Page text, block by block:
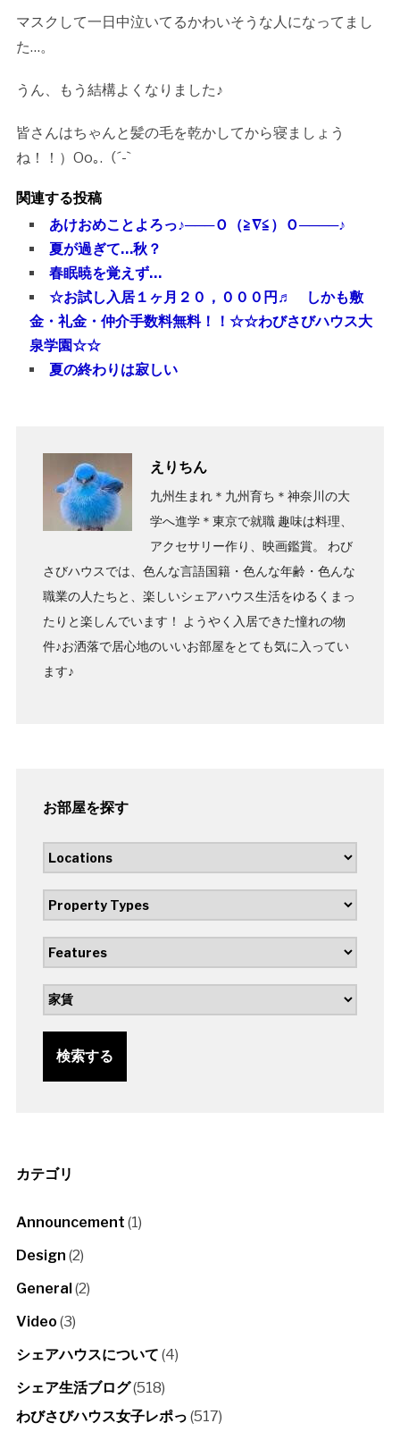
マスクして一日中泣いてるかわいそうな人になってまし
た…。
うん、もう結構よくなりました♪
皆さんはちゃんと髪の毛を乾かしてから寝ましょう
ね！！）Oo｡.（´-`
関連する投稿
あけおめことよろっ♪───Ｏ（≧∇≦）Ｏ────♪
夏が過ぎて…秋？
春眠暁を覚えず…
☆お試し入居１ヶ月２０，０００円♬ しかも敷
金・礼金・仲介手数料無料！！☆☆わびさびハウス大
泉学園☆☆
夏の終わりは寂しい
えりちん
九州生まれ＊九州育ち＊神奈川の大
学へ進学＊東京で就職 趣味は料理、
アクセサリー作り、映画鑑賞。 わび
さびハウスでは、色んな言語国籍・色んな年齢・色んな
職業の人たちと、楽しいシェアハウス生活をゆるくまっ
たりと楽しんでいます！ ようやく入居できた憧れの物
件♪お洒落で居心地のいいお部屋をとても気に入ってい
ます♪
お部屋を探す
検索する
カテゴリ
Announcement (1)
Design (2)
General(2)
Video (3)
シェアハウスについて (4)
シェア生活ブログ(518)
わびさびハウス女子レポっ (517)